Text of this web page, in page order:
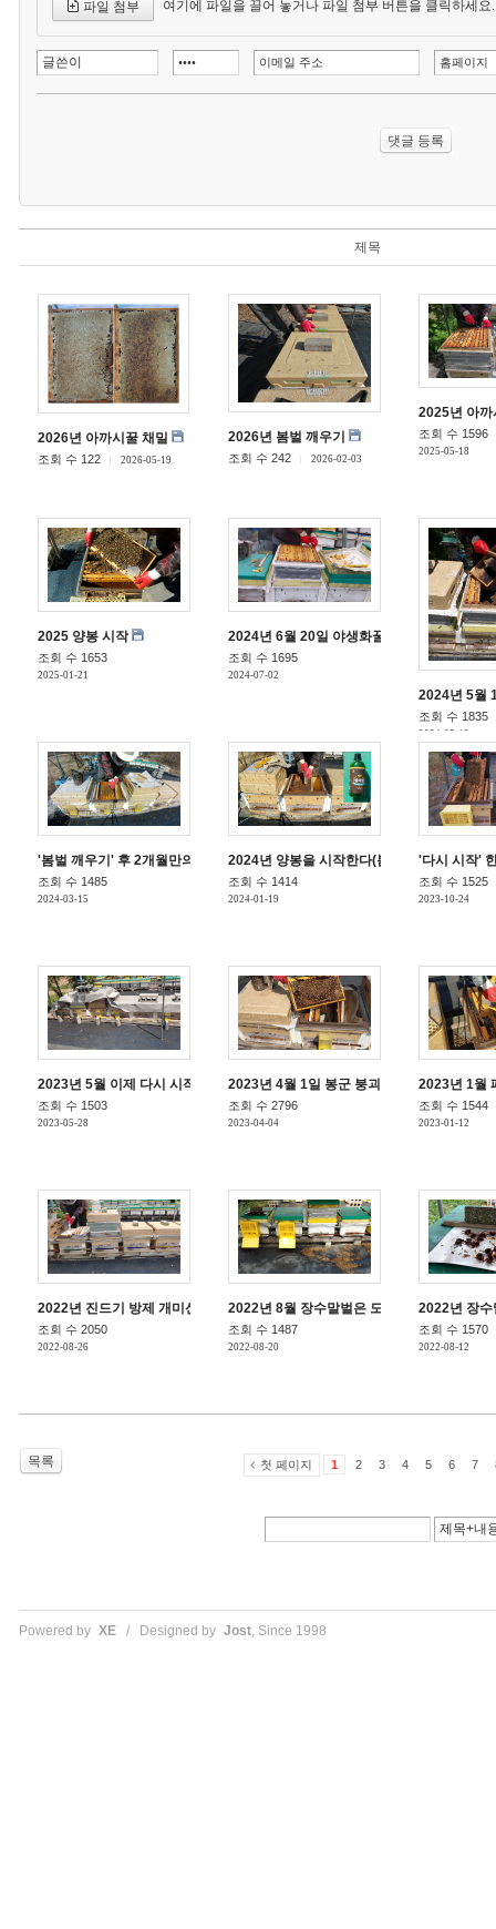
파일 첨부 여기에 파일을 끌어 놓거나 파일 첨부 버튼을 클릭하세요.
제목
2026년 아까시꿀 채밀
조회 수 122 2026-05-19
2026년 봄벌 깨우기
조회 수 242 2026-02-03
2025년 아까
조회 수 1596
2025-05-18
2025 양봉 시작
조회 수 1653
2025-01-21
2024년 6월 20일 야생화꿀 채밀
조회 수 1695
2024-07-02
2024년 5월
조회 수 1835
2024-05-19
'봄벌 깨우기' 후 2개월만의 내검
조회 수 1485
2024-03-15
2024년 양봉을 시작한다(봄벌 깨우기)
조회 수 1414
2024-01-19
'다시 시작'
조회 수 1525
2023-10-24
2023년 5월 이제 다시 시작이다
조회 수 1503
2023-05-28
2023년 4월 1일 봉군 붕괴 후 봄벌 깨우고 본
조회 수 2796
2023-04-04
2023년 1월
조회 수 1544
2023-01-12
2022년 진드기 방제 개미산 처리(단기)
조회 수 2050
2022-08-26
2022년 8월 장수말벌은 도대체...
조회 수 1487
2022-08-20
2022년 장수
조회 수 1570
2022-08-12
목록 첫 페이지 1 2 3 4 5 6 7
Powered by XE/ Designed by Jost, Since 1998